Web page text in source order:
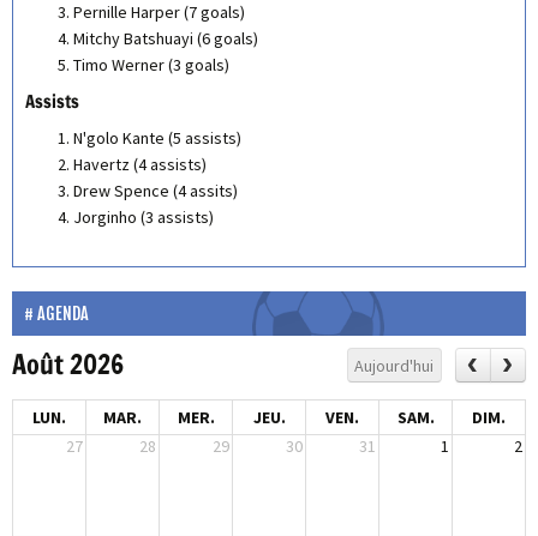
Pernille Harper (7 goals)
Mitchy Batshuayi (6 goals)
Timo Werner (3 goals)
Assists
N'golo Kante (5 assists)
Havertz (4 assists)
Drew Spence (4 assits)
Jorginho (3 assists)
AGENDA
Août 2026 Aujourd'hui
LUN. MAR. MER. JEU. VEN. SAM.
DIM.
27
28 29 30 31 1 2